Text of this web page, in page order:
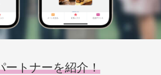
ートナーを紹介！